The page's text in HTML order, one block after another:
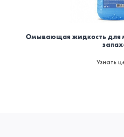
Омывающая жидкость для
запаха
Узнать